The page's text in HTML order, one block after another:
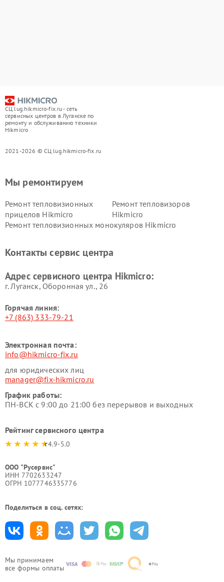
СЦ lug.hikmicro-fix.ru - сеть
сервисных центров в Луганске по
ремонту и обслуживанию техники
Hikmicro
2021-2026 © СЦ lug.hikmicro-fix.ru
Мы принимаем
все формы оплаты
Мы ремонтируем
Ремонт тепловизионных
прицелов Hikmicro
Ремонт тепловизоров
Hikmicro
Ремонт тепловизионных монокуляров Hikmicro
Контакты сервис центра
Адрес сервисного центра Hikmicro:
г. Луганск, Оборонная ул., 26
Горячая линия:
+7 (863) 333-79-21
Электронная почта:
info@hikmicro-fix.ru
для юридических лиц
manager@fix-hikmicro.ru
График работы:
ПН-ВСК с 9:00 до 21:00 без перерывов и выходных
Рейтинг сервисного центра
4.9-5.0
ООО "Русервис"
ИНН 7702633247
ОГРН 1077746335776
Поделиться в соц. сетях: